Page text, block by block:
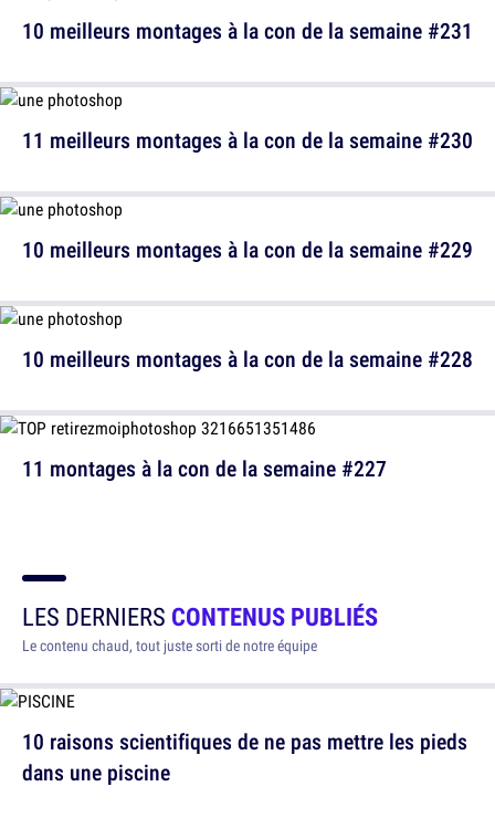
10 meilleurs montages à la con de la semaine #231
10 meilleurs montages à la con de la semaine #229
11 montages à la con de la semaine #227
11 meilleurs montages à la con de la semaine #230
10 meilleurs montages à la con de la semaine #228
LES DERNIERS CONTENUS PUBLIÉS
Le contenu chaud, tout juste sorti de notre équipe
10 raisons scientifiques de ne pas mettre les pieds
dans une piscine